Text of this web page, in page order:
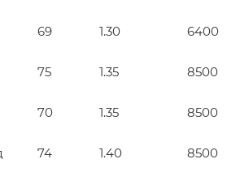
69 1.30 6400
75 1.35 8500
70 1.35 8500
74 1.40 8500